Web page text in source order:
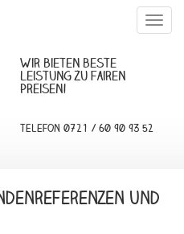
Wir bieten beste
Leistung zu fairen
Preisen!
Telefon 0721 / 60 90 93 52
und